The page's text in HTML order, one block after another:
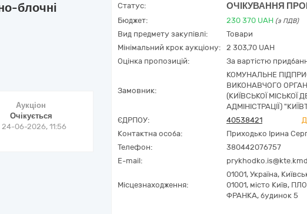
блочні
Аукціон
Очікується
24-06-2026, 11:56
Статус: ОЧІКУВАННЯ
Бюджет: 230 370 UAH (з ПДВ)
Вид предмету закупівлі:
Товари
Мінімальний крок аукціону:
2 303,70 UAH
Оцінка пропозицій:
За вартістю
Замовник:
КОМУНАЛЬНЕ
ВИКОНАВЧОГО
(КИЇВСЬКОЇ МІСЬКОЇ
АДМІНІСТРАЦІЇ)
ЄДРПОУ:
40538421
Контактна особа:
Приходько Ірина
Телефон:
380442076757
E-mail:
Місцезнаходження:
01001, Україна,
01001, місто Київ,
ФРАНКА, будинок 5